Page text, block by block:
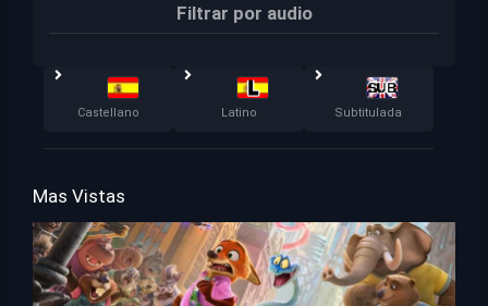
Filtrar por audio
Castellano Latino Subtitulada
Mas Vistas